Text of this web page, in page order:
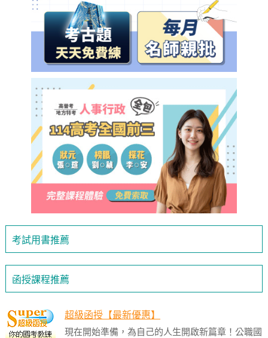
考試用書推薦
函授課程推薦
超級函授【最新優惠】
現在開始準備，為自己的人生開啟新篇章！公職國